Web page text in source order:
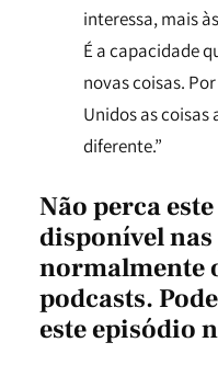
interessa, mais
É a capacidade
novas coisas.
Unidos as
diferente.”
Não perca
disponível
normalmente
podcasts.
este episódio